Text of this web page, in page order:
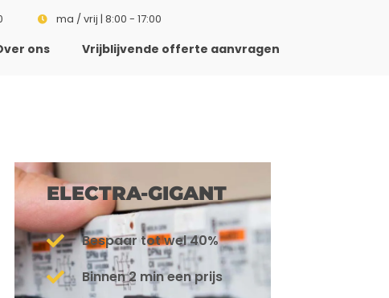
ma / vrij | 8:00 - 17:00
ons Vrijblijvende offerte aanvragen
ELECTRA-GIGANT
Bespaar tot wel 40%
Binnen 2 min een prijs